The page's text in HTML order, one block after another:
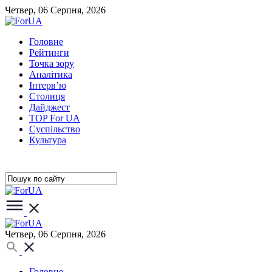
Четвер, 06 Серпня, 2026
Головне
Рейтинги
Точка зору
Аналітика
Інтерв’ю
Столиця
Дайджест
TOP For UA
Суспiльство
Культура
Четвер, 06 Серпня, 2026